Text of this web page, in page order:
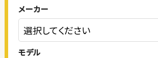
メーカー
モデル